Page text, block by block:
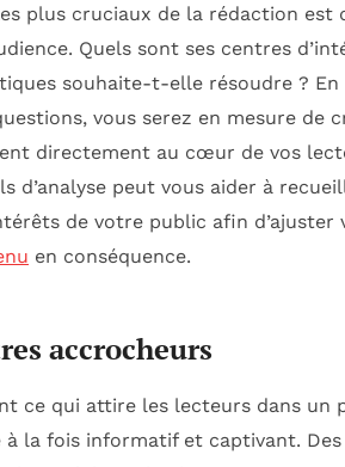
plus cruciaux de la rédaction est
Quels sont ses centres
souhaite-t-elle résoudre ? En
vous serez en mesure de
directement au cœur de vos
d’analyse peut vous aider à
de votre public afin d’ajuster
en conséquence.
accrocheurs
ce qui attire les lecteurs dans un
la fois informatif et captivant.